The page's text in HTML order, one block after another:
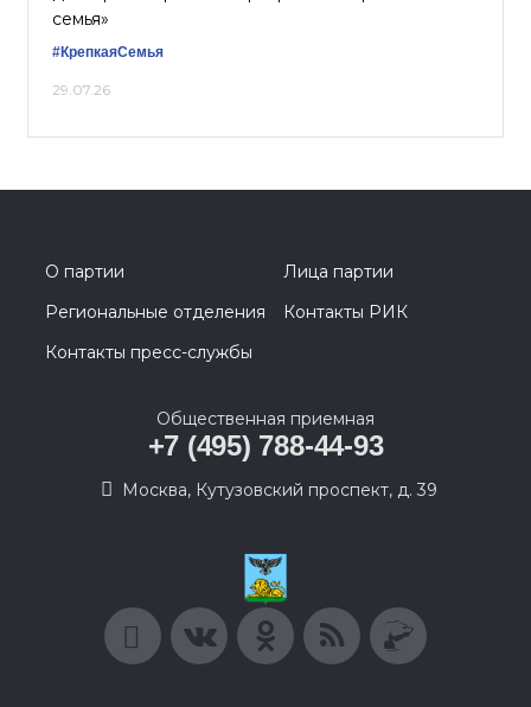
семья»
#КрепкаяСемья
29.07.26
О партии
Лица партии
Региональные отделения
Контакты РИК
Контакты пресс-службы
Общественная приемная
+7 (495) 788-44-93
Москва, Кутузовский проспект, д. 39